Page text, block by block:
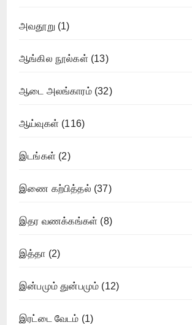
அவதூறு (1)
ஆங்கில நூல்கள் (13)
ஆடை அலங்காரம்(32)
ஆய்வுகள் (116)
இடங்கள் (2)
இணை கற்பித்தல் (37)
இதர வணக்கங்கள் (8)
இத்தா (2)
இன்பமும் துன்பமும் (12)
இரட்டை வேடம் (1)